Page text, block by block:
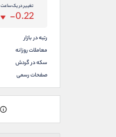
تغییر در یک ساعت
-0.22
رتبه در بازار
معاملات روزانه
سکه در گردش
صفحات رسمی